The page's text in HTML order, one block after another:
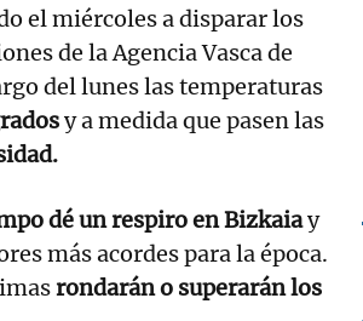
el miércoles a disparar los
de la Agencia Vasca de
del lunes las temperaturas
y a medida que pasen las
dé un respiro en Bizkaiay
más acordes para la época.
rondarán o superarán los